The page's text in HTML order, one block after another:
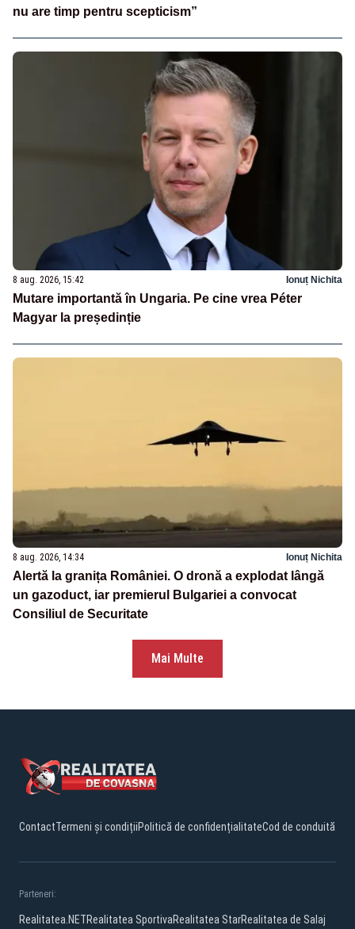
nu are timp pentru scepticism”
8 aug. 2026, 15:42 Ionuț Nichita
Mutare importantă în Ungaria. Pe cine vrea Péter
Magyar la președinție
8 aug. 2026, 14:34 Ionuț Nichita
Alertă la granița României. O dronă a explodat lângă
un gazoduct, iar premierul Bulgariei a convocat
Consiliul de Securitate
Mai Multe
ContactTermeni și condițiiPolitică de confidențialitateCod de conduită
Parteneri:
Realitatea.NETRealitatea SportivaRealitatea StarRealitatea de Salaj